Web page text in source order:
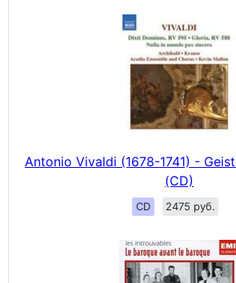
Antonio Vivaldi (1678-1741) -
(CD)
CD 2475 руб.